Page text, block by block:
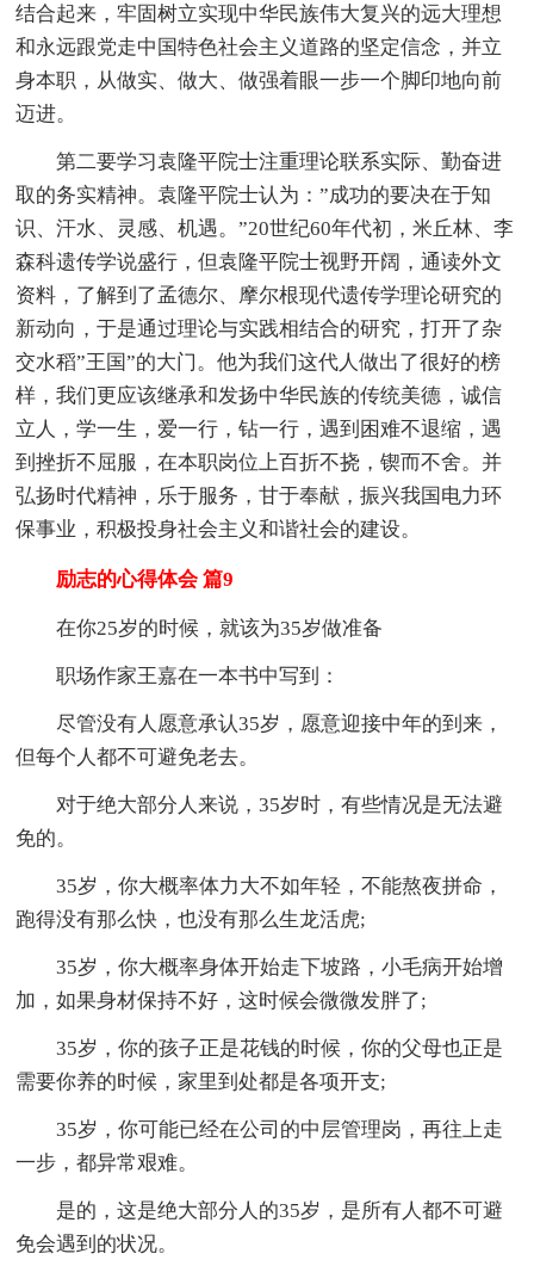
结合起来，牢固树立实现中华民族伟大复兴的远大理想
和永远跟党走中国特色社会主义道路的坚定信念，并立
身本职，从做实、做大、做强着眼一步一个脚印地向前
迈进。
第二要学习袁隆平院士注重理论联系实际、勤奋进
取的务实精神。袁隆平院士认为：”成功的要决在于知
识、汗水、灵感、机遇。”20世纪60年代初，米丘林、李
森科遗传学说盛行，但袁隆平院士视野开阔，通读外文
资料，了解到了孟德尔、摩尔根现代遗传学理论研究的
新动向，于是通过理论与实践相结合的研究，打开了杂
交水稻”王国”的大门。他为我们这代人做出了很好的榜
样，我们更应该继承和发扬中华民族的传统美德，诚信
立人，学一生，爱一行，钻一行，遇到困难不退缩，遇
到挫折不屈服，在本职岗位上百折不挠，锲而不舍。并
弘扬时代精神，乐于服务，甘于奉献，振兴我国电力环
保事业，积极投身社会主义和谐社会的建设。
励志的心得体会 篇9
在你25岁的时候，就该为35岁做准备
职场作家王嘉在一本书中写到：
尽管没有人愿意承认35岁，愿意迎接中年的到来，
但每个人都不可避免老去。
对于绝大部分人来说，35岁时，有些情况是无法避
免的。
35岁，你大概率体力大不如年轻，不能熬夜拼命，
跑得没有那么快，也没有那么生龙活虎;
35岁，你大概率身体开始走下坡路，小毛病开始增
加，如果身材保持不好，这时候会微微发胖了;
35岁，你的孩子正是花钱的时候，你的父母也正是
需要你养的时候，家里到处都是各项开支;
35岁，你可能已经在公司的中层管理岗，再往上走
一步，都异常艰难。
是的，这是绝大部分人的35岁，是所有人都不可避
免会遇到的状况。